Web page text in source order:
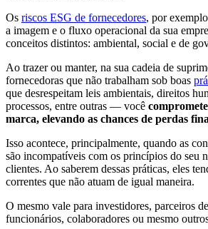
Os riscos ESG de fornecedores, por
a imagem e o fluxo operacional da sua
conceitos distintos: ambiental, social e de
Ao trazer ou manter, na sua cadeia de
fornecedoras que não trabalham sob boas
que desrespeitam leis ambientais, direitos
processos, entre outras — você
marca, elevando as chances de perdas
Isso acontece, principalmente, quando as
são incompatíveis com os princípios do seu
clientes. Ao saberem dessas práticas, eles
correntes que não atuam de igual maneira.
O mesmo vale para investidores, parceiros
funcionários, colaboradores ou mesmo